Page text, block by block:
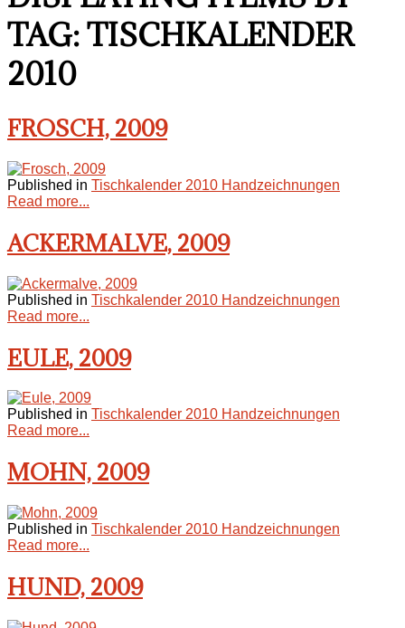
TAG: TISCHKALENDER
2010
FROSCH, 2009
Published in Tischkalender 2010 Handzeichnungen
Read more...
ACKERMALVE, 2009
Published in Tischkalender 2010 Handzeichnungen
Read more...
EULE, 2009
Published in Tischkalender 2010 Handzeichnungen
Read more...
MOHN, 2009
Published in Tischkalender 2010 Handzeichnungen
Read more...
HUND, 2009